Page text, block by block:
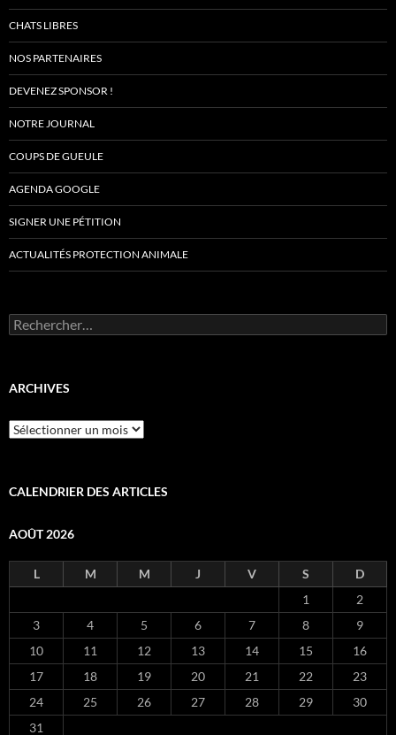
CHATS LIBRES
NOS PARTENAIRES
DEVENEZ SPONSOR !
NOTRE JOURNAL
COUPS DE GUEULE
AGENDA GOOGLE
SIGNER UNE PÉTITION
ACTUALITÉS PROTECTION ANIMALE
Rechercher :
ARCHIVES
Archives
CALENDRIER DES ARTICLES
AOÛT 2026
L M M J V S
D
1
2
3
4 5 6 7 8
9
10
11 12 13 14 15
16
17
18 19 20 21 22
23
24
25 26 27 28 29
30
31